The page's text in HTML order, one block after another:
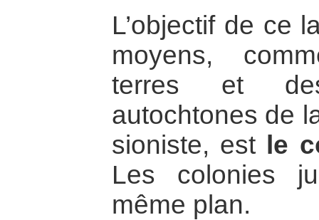
L’objectif de ce
moyens,
terres et
autochtones de
sioniste, est
le
Les colonies
même plan.